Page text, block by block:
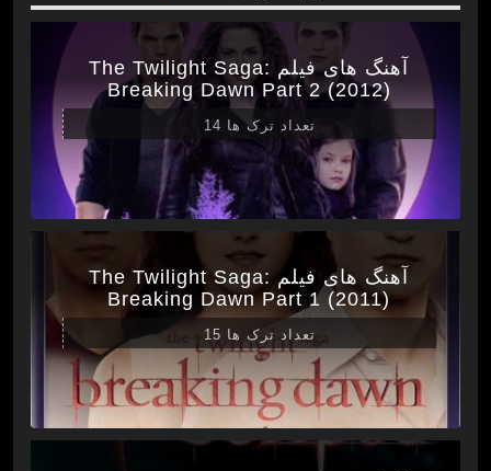
آهنگ های فیلم The Twilight Saga:
Breaking Dawn Part 2 (2012)
تعداد ترک ها 14
آهنگ های فیلم The Twilight Saga:
Breaking Dawn Part 1 (2011)
تعداد ترک ها 15